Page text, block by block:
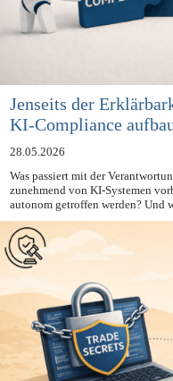
Jenseits der
KI-Compliance
28.05.2026
Was passiert mit der
zunehmend von KI-Systemen
autonom getroffen werden? Und